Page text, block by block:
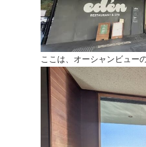
ここは、オーシャンビュー